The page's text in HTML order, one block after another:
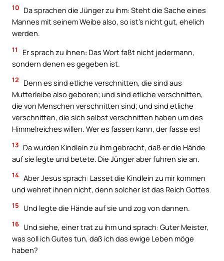
10 Da sprachen die Jünger zu ihm: Steht die Sache eines
Mannes mit seinem Weibe also, so ist’s nicht gut, ehelich
werden.
11
Er sprach zu ihnen: Das Wort faßt nicht jedermann,
sondern denen es gegeben ist.
12
Denn es sind etliche verschnitten, die sind aus
Mutterleibe also geboren; und sind etliche verschnitten,
die von Menschen verschnitten sind; und sind etliche
verschnitten, die sich selbst verschnitten haben um des
Himmelreiches willen. Wer es fassen kann, der fasse es!
13 Da wurden Kindlein zu ihm gebracht, daß er die Hände
auf sie legte und betete. Die Jünger aber fuhren sie an.
14 Aber Jesus sprach: Lasset die Kindlein zu mir kommen
und wehret ihnen nicht, denn solcher ist das Reich Gottes.
15 Und legte die Hände auf sie und zog von dannen.
16 Und siehe, einer trat zu ihm und sprach: Guter Meister,
was soll ich Gutes tun, daß ich das ewige Leben möge
haben?